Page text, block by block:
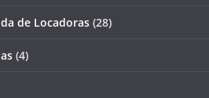
de Locadoras (28)
(4)